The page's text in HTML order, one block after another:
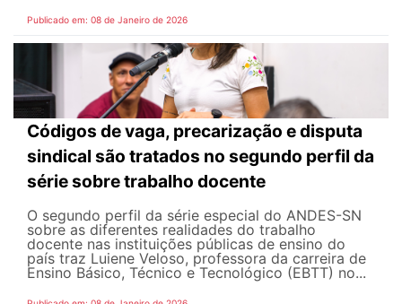
Publicado em: 08 de Janeiro de 2026
Códigos de vaga, precarização e disputa
sindical são tratados no segundo perfil da
série sobre trabalho docente
O segundo perfil da série especial do ANDES-SN
sobre as diferentes realidades do trabalho
docente nas instituições públicas de ensino do
país traz Luiene Veloso, professora da carreira de
Ensino Básico, Técnico e Tecnológico (EBTT) no...